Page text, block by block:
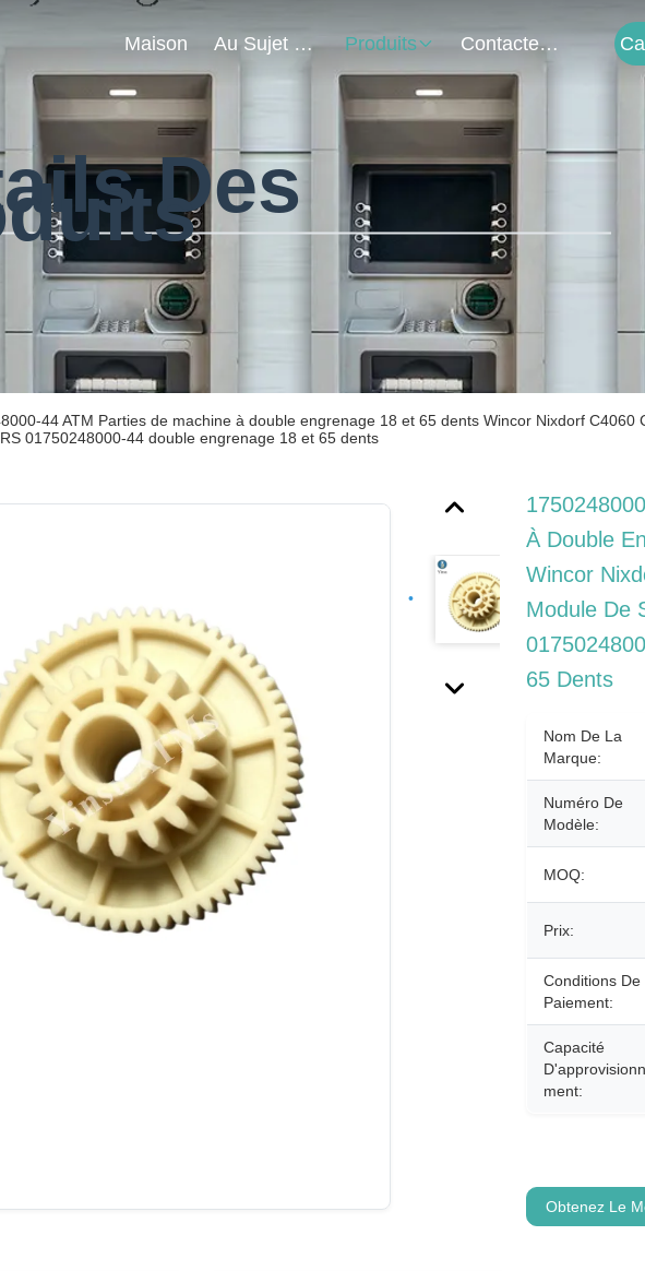
Maison Au Sujet De Nous Produits Contactez-Nous
Des
44 ATM Parties de machine à double engrenage 18 et 65 dents Wincor Nixdorf
01750248000-44 double engrenage 18 et 65 dents
À Double
Wincor
Module De
65 Dents
Nom De La
Marque:
Numéro De
Modèle:
MOQ:
Prix:
Conditions De
Paiement:
Capacité
Ment:
Obtenez Le